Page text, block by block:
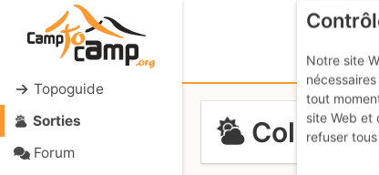
Topoguide
Sorties
Forum
Col des
Notre site
tout
site Web et
refuser